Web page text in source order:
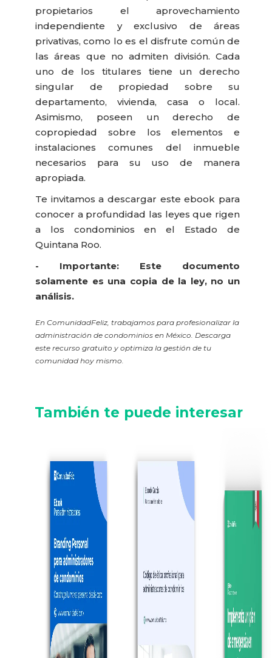
propietarios el aprovechamiento
independiente y exclusivo de áreas
privativas, como lo es el disfrute común de
las áreas que no admiten división. Cada
uno de los titulares tiene un derecho
singular de propiedad sobre su
departamento, vivienda, casa o local.
Asimismo, poseen un derecho de
copropiedad sobre los elementos e
instalaciones comunes del inmueble
necesarios para su uso de manera
apropiada.
Te invitamos a descargar este ebook para
conocer a profundidad las leyes que rigen
a los condominios en el Estado de
Quintana Roo.
- Importante: Este documento
solamente es una copia de la ley, no un
análisis.
En ComunidadFeliz, trabajamos para profesionalizar la
administración de condominios en México. Descarga
este recurso gratuito y optimiza la gestión de tu
comunidad hoy mismo.
También te puede interesar